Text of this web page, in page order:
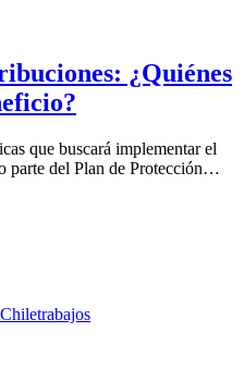
¿Quiénes
que buscará implementar el
parte del Plan de Protección…
Chiletrabajos